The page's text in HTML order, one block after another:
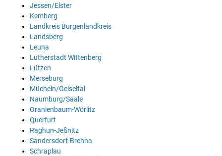
Jessen/Elster
Kemberg
Landkreis Burgenlandkreis
Landsberg
Leuna
Lutherstadt Wittenberg
Lützen
Merseburg
Mücheln/Geiseltal
Naumburg/Saale
Oranienbaum-Wörlitz
Querfurt
Raghun-Jeßnitz
Sandersdorf-Brehna
Schraplau